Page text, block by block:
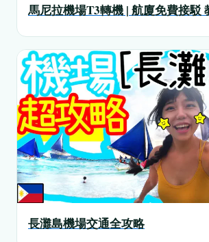
馬尼拉機場T3轉機 | 航廈免費接駁
長灘島機場交通全攻略